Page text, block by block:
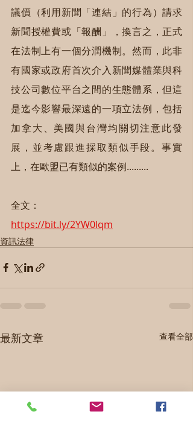
議價（利用新聞「連結」的行為）請求
新聞授權費或「報酬」，換言之，正式
在法制上有一個分潤機制。然而，此非
有國家或政府首次介入新聞媒體業與科
技公司數位平台之間的生態體系，但這
是迄今影響最深遠的一項立法例，包括
加拿大、美國與台灣均關切注意此發
展，並考慮跟進採取類似手段。事實
上，在歐盟已有類似的案例.........
全文：
https://bit.ly/2YW0Iqm
資訊法律
最新文章 查看全部